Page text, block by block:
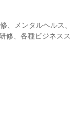
、メンタルヘルス、
修、各種ビジネスス